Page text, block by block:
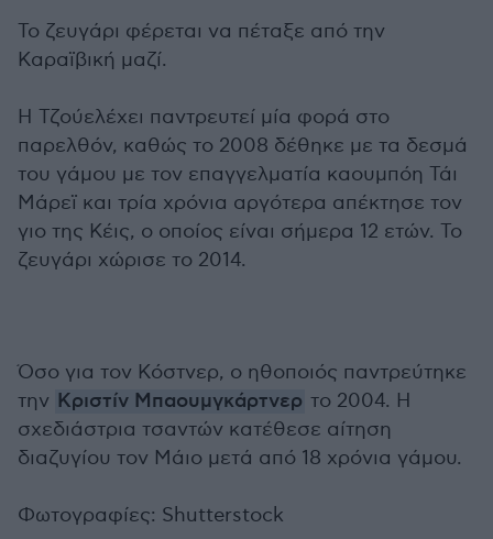
Το ζευγάρι φέρεται να πέταξε από την
Καραϊβική μαζί.
Η Τζούελέχει παντρευτεί μία φορά στο
παρελθόν, καθώς το 2008 δέθηκε με τα δεσμά
του γάμου με τον επαγγελματία καουμπόη Τάι
Μάρεϊ και τρία χρόνια αργότερα απέκτησε τον
γιο της Κέις, ο οποίος είναι σήμερα 12 ετών. Το
ζευγάρι χώρισε το 2014.
Όσο για τον Κόστνερ, ο ηθοποιός παντρεύτηκε
την Κριστίν Μπαουμγκάρτνερ το 2004. Η
σχεδιάστρια τσαντών κατέθεσε αίτηση
διαζυγίου τον Μάιο μετά από 18 χρόνια γάμου.
Φωτογραφίες: Shutterstock